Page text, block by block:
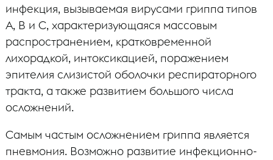
инфекция, вызываемая вирусами гриппа типов
А, В и С, характеризующаяся массовым
распространением, кратковременной
лихорадкой, интоксикацией, поражением
эпителия слизистой оболочки респираторного
тракта, а также развитием большого числа
осложнений.
Самым частым осложнением гриппа является
пневмония. Возможно развитие инфекционно-